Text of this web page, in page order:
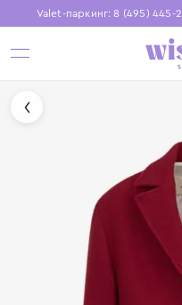
Valet-паркинг: 8 (495) 445-
Бесплатная
Установите